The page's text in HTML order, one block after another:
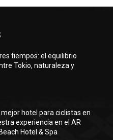
tiempos: el equilibrio
Tokio, naturaleza y
mejor hotel para ciclistas en
experiencia en el AR
Hotel & Spa